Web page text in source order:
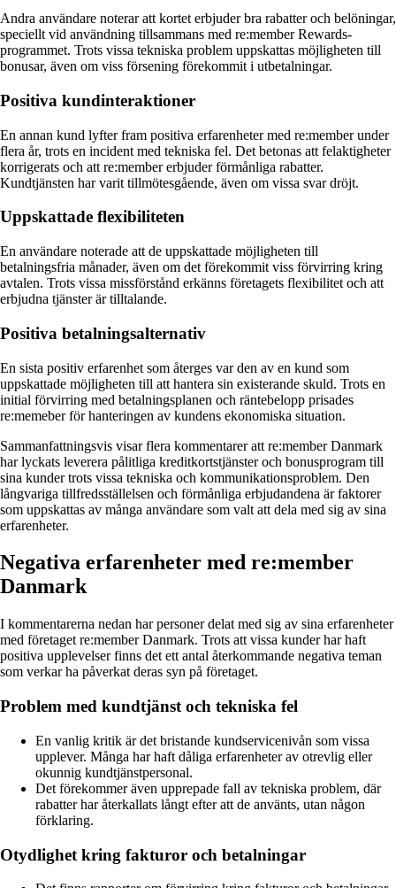
Andra användare noterar att kortet erbjuder bra rabatter och belöningar,
speciellt vid användning tillsammans med re:member Rewards-
programmet. Trots vissa tekniska problem uppskattas möjligheten till
bonusar, även om viss försening förekommit i utbetalningar.
Positiva kundinteraktioner
En annan kund lyfter fram positiva erfarenheter med re:member under
flera år, trots en incident med tekniska fel. Det betonas att felaktigheter
korrigerats och att re:member erbjuder förmånliga rabatter.
Kundtjänsten har varit tillmötesgående, även om vissa svar dröjt.
Uppskattade flexibiliteten
En användare noterade att de uppskattade möjligheten till
betalningsfria månader, även om det förekommit viss förvirring kring
avtalen. Trots vissa missförstånd erkänns företagets flexibilitet och att
erbjudna tjänster är tilltalande.
Positiva betalningsalternativ
En sista positiv erfarenhet som återges var den av en kund som
uppskattade möjligheten till att hantera sin existerande skuld. Trots en
initial förvirring med betalningsplanen och räntebelopp prisades
re:memeber för hanteringen av kundens ekonomiska situation.
Sammanfattningsvis visar flera kommentarer att re:member Danmark
har lyckats leverera pålitliga kreditkortstjänster och bonusprogram till
sina kunder trots vissa tekniska och kommunikationsproblem. Den
långvariga tillfredsställelsen och förmånliga erbjudandena är faktorer
som uppskattas av många användare som valt att dela med sig av sina
erfarenheter.
Negativa erfarenheter med re:member
Danmark
I kommentarerna nedan har personer delat med sig av sina erfarenheter
med företaget re:member Danmark. Trots att vissa kunder har haft
positiva upplevelser finns det ett antal återkommande negativa teman
som verkar ha påverkat deras syn på företaget.
Problem med kundtjänst och tekniska fel
En vanlig kritik är det bristande kundservicenivån som vissa
upplever. Många har haft dåliga erfarenheter av otrevlig eller
okunnig kundtjänstpersonal.
Det förekommer även upprepade fall av tekniska problem, där
rabatter har återkallats långt efter att de använts, utan någon
förklaring.
Otydlighet kring fakturor och betalningar